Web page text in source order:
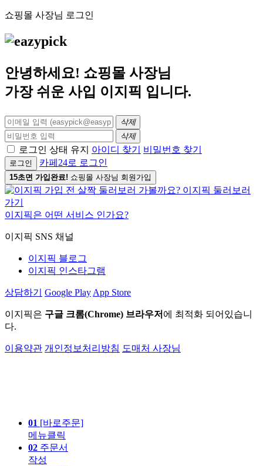
쇼핑몰 사장님 로그인
안녕하세요! 쇼핑몰 사장님
가장 쉬운 사입 이지픽 입니다.
삭제
삭제
로그인 상태 유지 아이디 찾기 비밀번호 찾기
로그인 카페24로 로그인
15초면 가입완료! 쇼핑몰 사장님 회원가입
이지픽은 어떤 서비스 인가요?
이지픽 SNS 채널
이지픽 블로그
이지픽 인스타그램
상담하기 Google Play App Store
이지픽은 구글 크롬(Chrome) 브라우저 에 최적화 되어있습니
다.
이용약관 개인정보처리방침 도매처 사장님
01 [바로주문]
메뉴클릭
02 주문서
작성